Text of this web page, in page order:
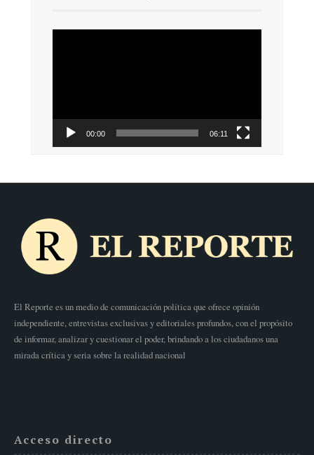
00:00 06:11
El Reporte es un medio de comunicación política que ofrece opinión
independiente, entrevistas exclusivas y editoriales profundos, con el propósito
de informar, analizar y cuestionar el poder, brindando a los ciudadanos una
mirada crítica y seria sobre la realidad nacional
Acceso directo